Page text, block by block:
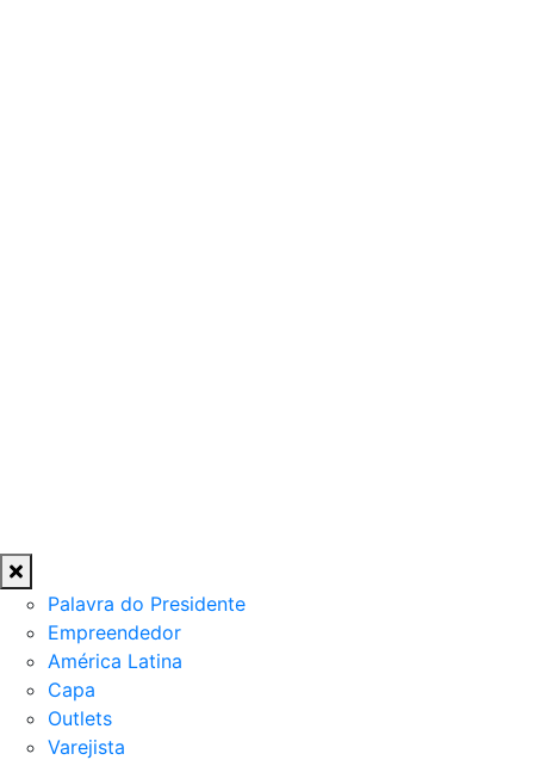
Palavra do Presidente
Empreendedor
América Latina
Capa
Outlets
Varejista